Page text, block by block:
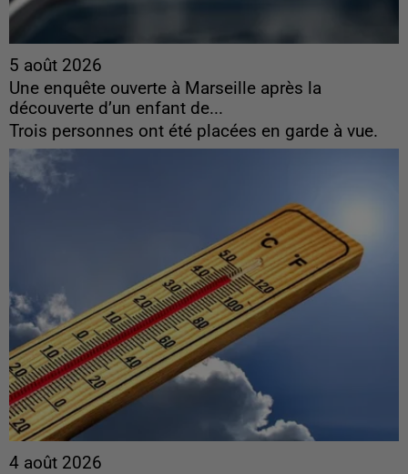
5 août 2026
Une enquête ouverte à Marseille après la
découverte d’un enfant de...
Trois personnes ont été placées en garde à vue.
4 août 2026